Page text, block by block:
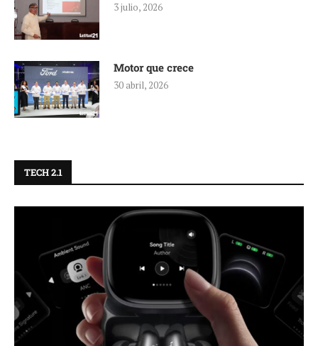
3 julio, 2026
Motor que crece
30 abril, 2026
TECH 2.1